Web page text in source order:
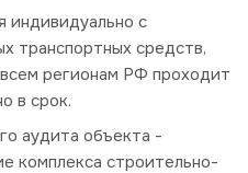
индивидуально с
транспортных средств,
регионам РФ проходит
в срок.
аудита объекта -
комплекса строительно-